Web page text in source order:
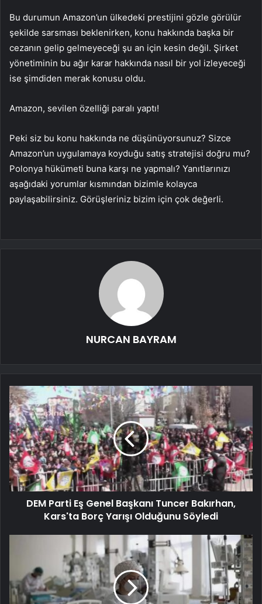
Bu durumun Amazon’un ülkedeki prestijini gözle görülür
şekilde sarsması beklenirken, konu hakkında başka bir
cezanın gelip gelmeyeceği şu an için kesin değil. Şirket
yönetiminin bu ağır karar hakkında nasıl bir yol izleyeceği
ise şimdiden merak konusu oldu.
Amazon, sevilen özelliği paralı yaptı!
Peki siz bu konu hakkında ne düşünüyorsunuz? Sizce
Amazon’un uygulamaya koyduğu satış stratejisi doğru mu?
Polonya hükümeti buna karşı ne yapmalı? Yanıtlarınızı
aşağıdaki yorumlar kısmından bizimle kolayca
paylaşabilirsiniz. Görüşleriniz bizim için çok değerli.
NURCAN BAYRAM
DEM Parti Eş Genel Başkanı Tuncer Bakırhan,
Kars'ta Borç Yarışı Olduğunu Söyledi